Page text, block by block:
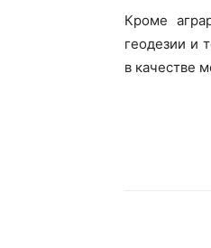
Кроме
геодезии и
в качестве